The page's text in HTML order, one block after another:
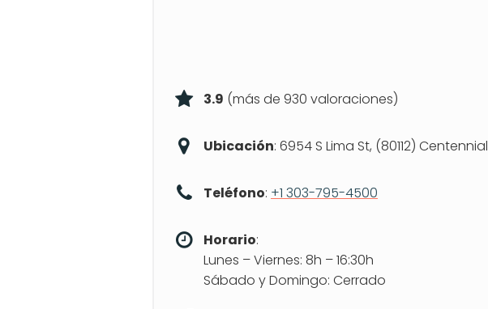
3.9 (más de 930 valoraciones)
Ubicación: 6954 S Lima St, (80112) Centennial
Teléfono: +1 303-795-4500
Horario:
Lunes – Viernes: 8h – 16:30h
Sábado y Domingo: Cerrado